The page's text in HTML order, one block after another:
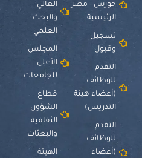
حورس - مصر
الرئيسية
تسجيل
وقبول
التقدم
للوظائف
(أعضاء هيئة
التدريس)
التقدم
للوظائف
(أعضاء
العالي
والبحث
العلمي
المجلس
الأعلى
للجامعات
قطاع
الشؤون
الثقافية
والبعثات
الهيئة